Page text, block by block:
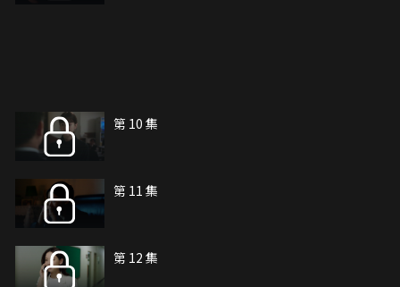
第 10 集
第 11 集
第 12 集